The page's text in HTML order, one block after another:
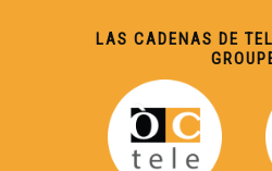
LAS CADENAS DE